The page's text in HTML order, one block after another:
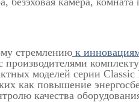
стремлению к
производителями
моделей серии
как повышение
качества